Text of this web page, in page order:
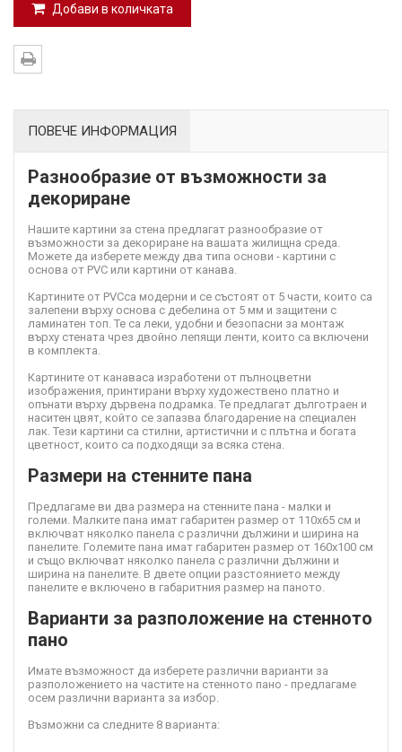
Добави в количката
ПОВЕЧЕ ИНФОРМАЦИЯ
Разнообразие от възможности за
декориране
Нашите картини за стена предлагат разнообразие от
възможности за декориране на вашата жилищна среда.
Можете да изберете между два типа основи - картини с
основа от PVC или картини от канава.
Картините от PVCса модерни и се състоят от 5 части, които са
залепени върху основа с дебелина от 5 мм и защитени с
ламинатен топ. Те са леки, удобни и безопасни за монтаж
върху стената чрез двойно лепящи ленти, които са включени
в комплекта.
Картините от канаваса изработени от пълноцветни
изображения, принтирани върху художествено платно и
опънати върху дървена подрамка. Те предлагат дълготраен и
наситен цвят, който се запазва благодарение на специален
лак. Тези картини са стилни, артистични и с плътна и богата
цветност, които са подходящи за всяка стена.
Размери на стенните пана
Предлагаме ви два размера на стенните пана - малки и
големи. Малките пана имат габаритен размер от 110х65 см и
включват няколко панела с различни дължини и ширина на
панелите. Големите пана имат габаритен размер от 160х100 см
и също включват няколко панела с различни дължини и
ширина на панелите. В двете опции разстоянието между
панелите е включено в габаритния размер на паното.
Варианти за разположение на стенното
пано
Имате възможност да изберете различни варианти за
разположението на частите на стенното пано - предлагаме
осем различни варианта за избор.
Възможни са следните 8 варианта: